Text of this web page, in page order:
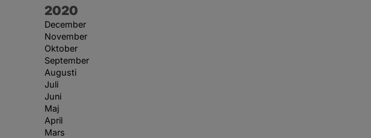
År:
2020
December
November
Oktober
September
Augusti
Juli
Juni
Maj
April
Mars